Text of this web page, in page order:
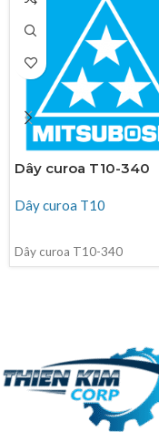
Dây curoa T10-340
Dây curoa T10
Dây curoa T10-340